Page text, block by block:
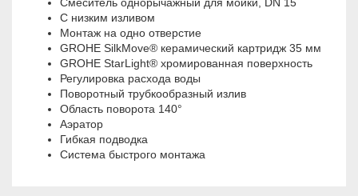
С низким изливом
Монтаж на одно отверстие
GROHE SilkMove® керамический картридж 35 мм
GROHE StarLight® хромированная поверхность
Регулировка расхода воды
Поворотный трубкообразный излив
Область поворота 140°
Аэратор
Гибкая подводка
Система быстрого монтажа